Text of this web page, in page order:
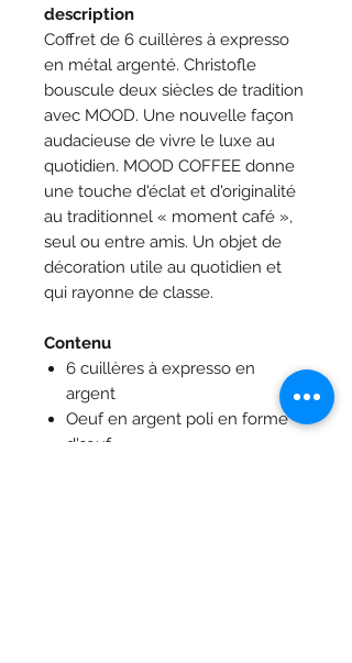
description
Coffret de 6 cuillères à expresso
en métal argenté. Christofle
bouscule deux siècles de tradition
avec MOOD. Une nouvelle façon
audacieuse de vivre le luxe au
quotidien. MOOD COFFEE donne
une touche d'éclat et d'originalité
au traditionnel « moment café »,
seul ou entre amis. Un objet de
décoration utile au quotidien et
qui rayonne de classe.
Contenu
6 cuillères à expresso en
argent
Oeuf en argent poli en forme
d'œuf